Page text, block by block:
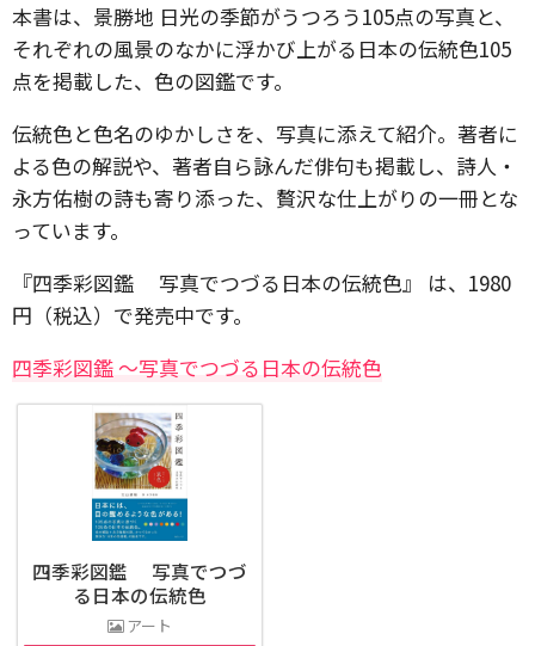
本書は、景勝地 日光の季節がうつろう105点の写真と、
それぞれの風景のなかに浮かび上がる日本の伝統色105
点を掲載した、色の図鑑です。
伝統色と色名のゆかしさを、写真に添えて紹介。著者に
よる色の解説や、著者自ら詠んだ俳句も掲載し、詩人・
永方佑樹の詩も寄り添った、贅沢な仕上がりの一冊とな
っています。
『四季彩図鑑 写真でつづる日本の伝統色』 は、1980
円（税込）で発売中です。
四季彩図鑑 〜写真でつづる日本の伝統色
四季彩図鑑 写真でつづ
る日本の伝統色
アート